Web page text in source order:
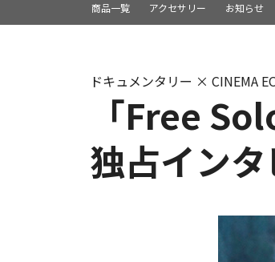
商品一覧 アクセサリー お知らせ
「Free
独占イン
ドキュメンタリー × CINEMA